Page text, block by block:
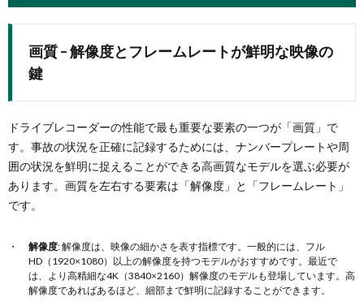
画質 – 解像度とフレームレートが鮮明な映像の
鍵
ドライブレコーダーの性能で最も重要な要素の一つが「画質」で
す。事故の状況を正確に記録するためには、ナンバープレートや周
囲の状況を鮮明に捉えることができる高画質なモデルを選ぶ必要が
あります。画質を左右する要素は「解像度」と「フレームレート」
です。
解像度: 解像度は、映像の細かさを表す指標です。一般的には、フル
HD（1920×1080）以上の解像度を持つモデルがおすすめです。最近で
は、より高精細な4K（3840×2160）解像度のモデルも登場しています。高
解像度であればあるほど、細部まで鮮明に記録することができます。